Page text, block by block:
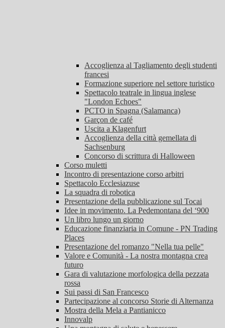
Accoglienza al Tagliamento degli studenti
francesi
Formazione superiore nel settore turistico
Spettacolo teatrale in lingua inglese
"London Echoes"
PCTO in Spagna (Salamanca)
Garçon de café
Uscita a Klagenfurt
Accoglienza della città gemellata di
Sachsenburg
Concorso di scrittura di Halloween
Corso muletti
Incontro di presentazione corso arbitri
Spettacolo Ecclesiazuse
La squadra di robotica
Presentazione della pubblicazione sul Tocai
Idee in movimento. La Pedemontana del ‘900
Un libro lungo un giorno
Educazione finanziaria in Comune - PN Trading
Places
Presentazione del romanzo "Nella tua pelle"
Valore e Comunità - La nostra montagna crea
futuro
Gara di valutazione morfologica della pezzata
rossa
Sui passi di San Francesco
Partecipazione al concorso Storie di Alternanza
Mostra della Mela a Pantianicco
Innovalp